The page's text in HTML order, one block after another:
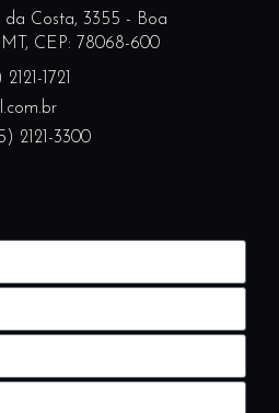
da Costa, 3355 - Boa
CEP: 78068-600
1721
2121-3300